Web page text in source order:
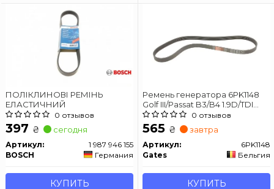
ПОЛІКЛИНОВІ РЕМІНЬ
ЕЛАСТИЧНИЙ
0 отзывов
397 ₴ сегодня
Артикул:
1 987 946 155
BOSCH
Германия
КУПИТЬ
Ремень генератора 6PK1148
Golf III/Passat B3/B4 1.9D/TDI
(AC) GATES 6PK1148
0 отзывов
565 ₴ завтра
Артикул:
6PK1148
Gates
Бельгия
КУПИТЬ